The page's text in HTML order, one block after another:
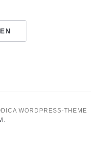
WORDPRESS-THEME